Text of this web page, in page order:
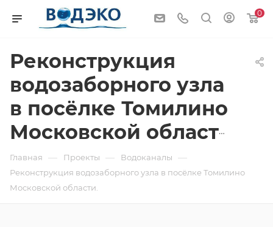
0
Реконструкция
водозаборного узла
в посёлке Томилино
Московской области.
Главная — Проекты — Водоканалы —
Реконструкция водозаборного узла в посёлке Томилино
Московской области.